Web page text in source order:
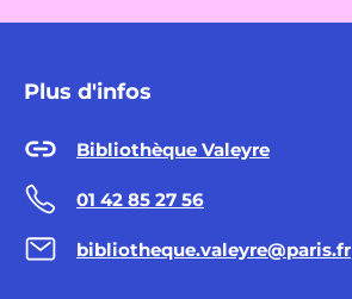
Plus d'infos
Bibliothèque Valeyre
01 42 85 27 56
bibliotheque.valeyre@paris.fr